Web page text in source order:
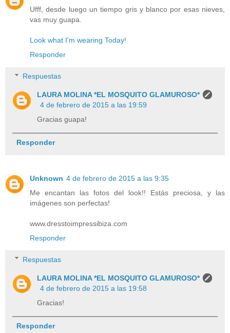
Ufff, desde luego un tiempo gris y blanco por esas nieves,
vas muy guapa.
Look what I'm wearing Today!
Responder
Respuestas
LAURA MOLINA *EL MOSQUITO GLAMUROSO*
4 de febrero de 2015 a las 19:59
Gracias guapa!
Responder
Unknown 4 de febrero de 2015 a las 9:35
Me encantan las fotos del look!! Estás preciosa, y las
imágenes son perfectas!
www.dresstoimpressibiza.com
Responder
Respuestas
LAURA MOLINA *EL MOSQUITO GLAMUROSO*
4 de febrero de 2015 a las 19:58
Gracias!
Responder